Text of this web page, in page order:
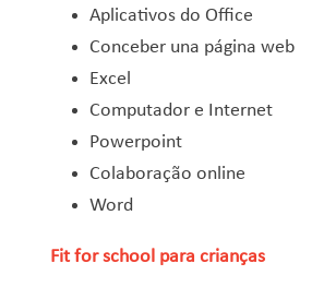
Aplicativos do Office
Conceber una página web
Excel
Computador e Internet
Powerpoint
Colaboração online
Word
Fit for school para crianças